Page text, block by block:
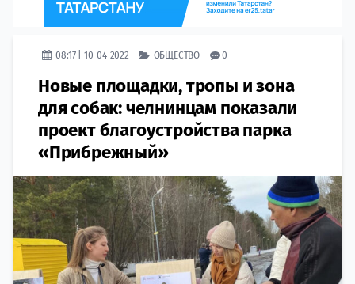
08:17 | 10-04-2022 ОБЩЕСТВО 0
Новые площадки, тропы и зона
для собак: челнинцам показали
проект благоустройства парка
«Прибрежный»